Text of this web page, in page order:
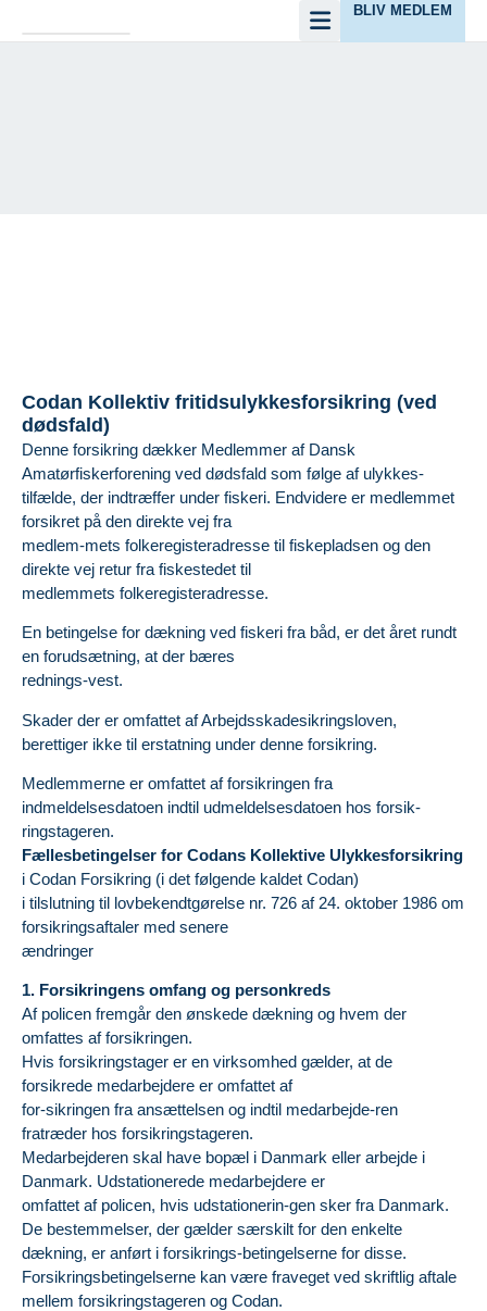
BLIV MEDLEM
Codan Kollektiv fritidsulykkesforsikring (ved
dødsfald)
Denne forsikring dækker Medlemmer af Dansk
Amatørfiskerforening ved dødsfald som følge af ulykkes-
tilfælde, der indtræffer under fiskeri. Endvidere er medlemmet
forsikret på den direkte vej fra
medlem-mets folkeregisteradresse til fiskepladsen og den
direkte vej retur fra fiskestedet til
medlemmets folkeregisteradresse.
En betingelse for dækning ved fiskeri fra båd, er det året rundt
en forudsætning, at der bæres
rednings-vest.
Skader der er omfattet af Arbejdsskadesikringsloven,
berettiger ikke til erstatning under denne forsikring.
Medlemmerne er omfattet af forsikringen fra
indmeldelsesdatoen indtil udmeldelsesdatoen hos forsik-
ringstageren.
Fællesbetingelser for Codans Kollektive Ulykkesforsikring
i Codan Forsikring (i det følgende kaldet Codan)
i tilslutning til lovbekendtgørelse nr. 726 af 24. oktober 1986 om
forsikringsaftaler med senere
ændringer
1. Forsikringens omfang og personkreds
Af policen fremgår den ønskede dækning og hvem der
omfattes af forsikringen.
Hvis forsikringstager er en virksomhed gælder, at de
forsikrede medarbejdere er omfattet af
for-sikringen fra ansættelsen og indtil medarbejde-ren
fratræder hos forsikringstageren.
Medarbejderen skal have bopæl i Danmark eller arbejde i
Danmark. Udstationerede medarbejdere er
omfattet af policen, hvis udstationerin-gen sker fra Danmark.
De bestemmelser, der gælder særskilt for den enkelte
dækning, er anført i forsikrings-betingelserne for disse.
Forsikringsbetingelserne kan være fraveget ved skriftlig aftale
mellem forsikringstageren og Codan.